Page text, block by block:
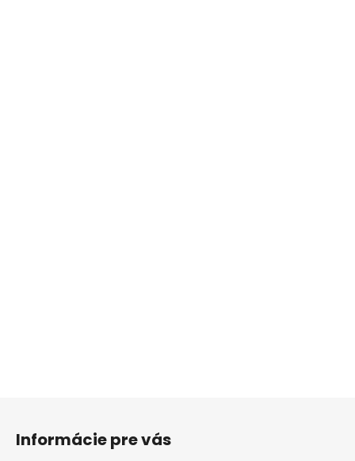
Informácie pre vás